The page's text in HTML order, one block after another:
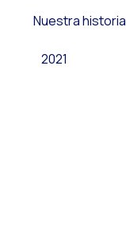
Nuestra historia
2021